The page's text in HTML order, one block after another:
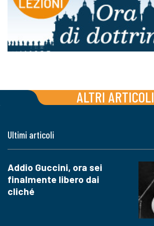
ALTRI ARTICOLI
Ultimi articoli
Addio Guccini, ora sei
finalmente libero dai
cliché